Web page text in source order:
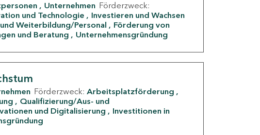
Unternehmen Förderzweck:
und Technologie
Investieren und Wachsen
Weiterbildung/Personal
Förderung von
und Beratung Unternehmensgründung
Förderzweck: Arbeitsplatzförderung
Qualifizierung/Aus- und
und Digitalisierung
Investitionen in